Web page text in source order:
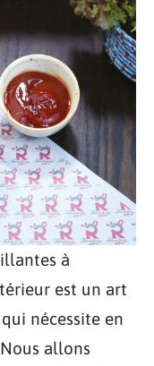
à
est un art
nécessite en
allons